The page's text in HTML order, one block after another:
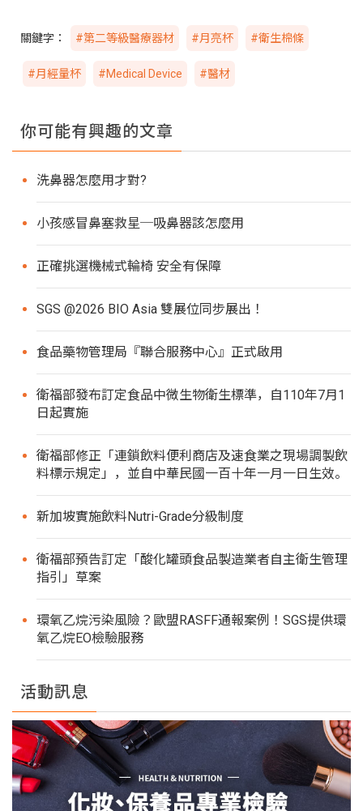
關鍵字： #第二等級醫療器材 #月亮杯 #衛生棉條
#月經量杯 #Medical Device #醫材
你可能有興趣的文章
洗鼻器怎麼用才對?
小孩感冒鼻塞救星─吸鼻器該怎麼用
正確挑選機械式輪椅 安全有保障
SGS @2026 BIO Asia 雙展位同步展出！
食品藥物管理局『聯合服務中心』正式啟用
衛福部發布訂定食品中微生物衛生標準，自110年7月1
日起實施
衛福部修正「連鎖飲料便利商店及速食業之現場調製飲
料標示規定」，並自中華民國一百十年一月一日生效。
新加坡實施飲料Nutri-Grade分級制度
衛福部預告訂定「酸化罐頭食品製造業者自主衛生管理
指引」草案
環氧乙烷污染風險？歐盟RASFF通報案例！SGS提供環
氧乙烷EO檢驗服務
活動訊息